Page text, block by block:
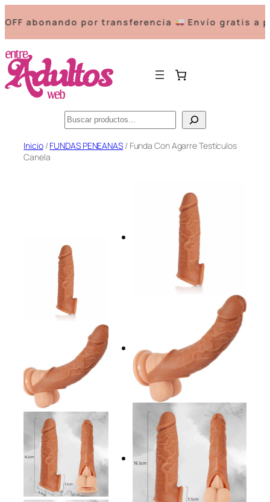
abonando por transferencia Envío gratis a
Buscar
SaltarInicio/FUNDAS PENEANAS/ Funda Con Agarre Testículos
Canela